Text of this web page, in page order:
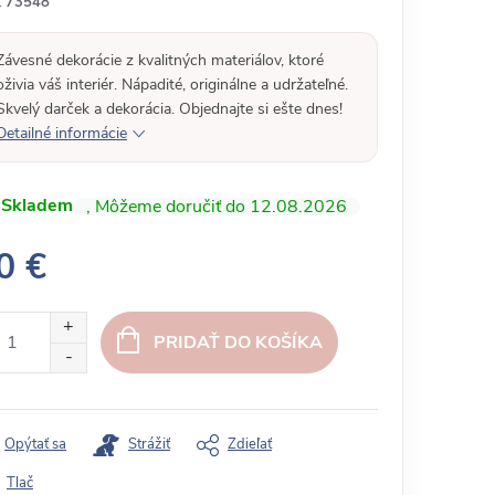
dekorácie z kvalitných materiálov, ktoré
váš interiér. Nápadité, originálne a udržateľné.
darček a dekorácia. Objednajte si ešte dnes!
informácie
Skladem 12.08.2026
€
PRIDAŤ DO KOŠÍKA
Tlač
Opýtať sa Strážiť Zdieľať